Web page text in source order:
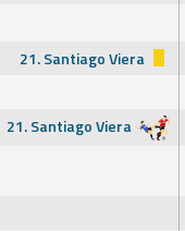
21. Santiago Viera
21. Santiago Viera